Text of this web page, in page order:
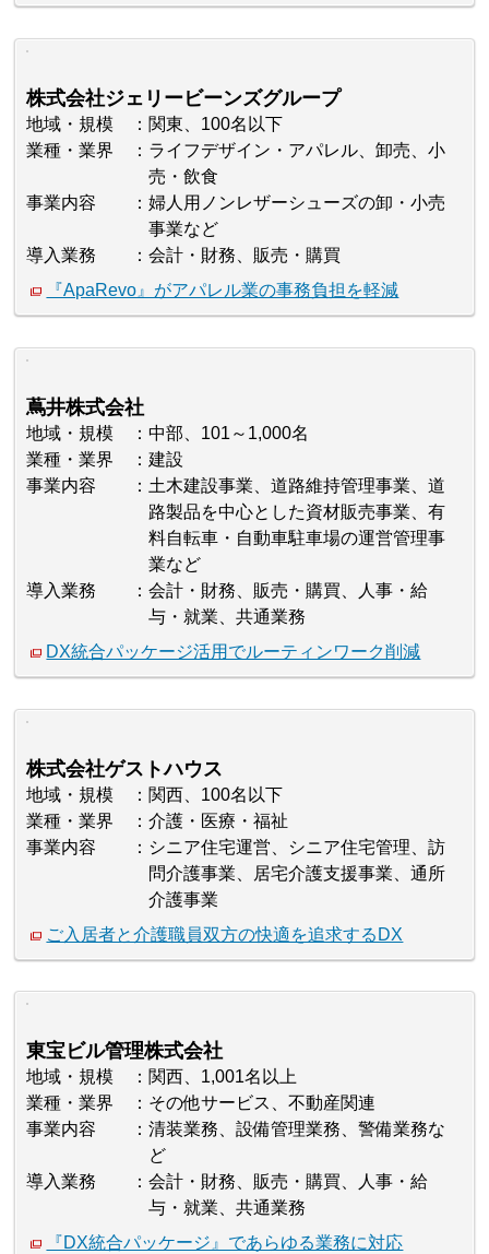
株式会社ジェリービーンズグループ
地域・規模
関東、100名以下
業種・業界
ライフデザイン・アパレル、卸売、小
売・飲食
事業内容
婦人用ノンレザーシューズの卸・小売
事業など
導入業務
会計・財務、販売・購買
『ApaRevo』がアパレル業の事務負担を軽減
蔦井株式会社
地域・規模
中部、101～1,000名
業種・業界
建設
事業内容
土木建設事業、道路維持管理事業、道
路製品を中心とした資材販売事業、有
料自転車・自動車駐車場の運営管理事
業など
導入業務
会計・財務、販売・購買、人事・給
与・就業、共通業務
DX統合パッケージ活用でルーティンワーク削減
株式会社ゲストハウス
地域・規模
関西、100名以下
業種・業界
介護・医療・福祉
事業内容
シニア住宅運営、シニア住宅管理、訪
問介護事業、居宅介護支援事業、通所
介護事業
ご入居者と介護職員双方の快適を追求するDX
東宝ビル管理株式会社
地域・規模
関西、1,001名以上
業種・業界
その他サービス、不動産関連
事業内容
清装業務、設備管理業務、警備業務な
ど
導入業務
会計・財務、販売・購買、人事・給
与・就業、共通業務
『DX統合パッケージ』であらゆる業務に対応